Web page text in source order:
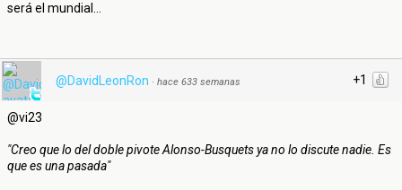
será el mundial...
+1
@DavidLeonRon · hace 633 semanas
@vi23
"Creo que lo del doble pivote Alonso-Busquets ya no lo discute nadie. Es
que es una pasada"